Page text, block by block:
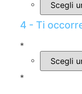
4 - Ti
*
*